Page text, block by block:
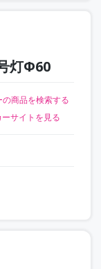
灯Φ60
商品を検索する
ーサイトを見る